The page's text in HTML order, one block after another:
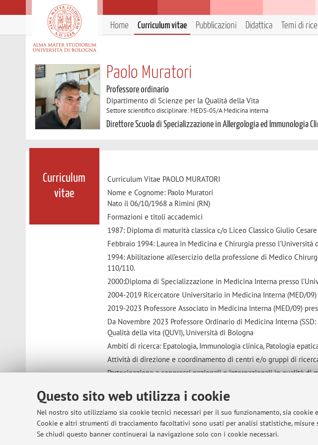
Questo sito web utilizza i cookie
Nel nostro sito utilizziamo sia cookie tecnici necessari per il suo funzionamento, sia
Cookie e altri strumenti di tracciamento facoltativi sono usati per analisi statistiche,
Se chiudi questo banner continuerai la navigazione solo con i cookie necessari.
Home Curriculum vitae Pubblicazioni Didattica Temi di
Paolo Muratori
Professore ordinario
Dipartimento di Scienze per la Qualità della Vita
Settore scientifico disciplinare: MEDS-05/A Medicina interna
Direttore Scuola di Specializzazione in Allergologia ed Immunologia
Curriculum
vitae
Curriculum Vitae PAOLO MURATORI
Nome e Cognome: Paolo Muratori
Nato il 06/10/1968 a Rimini (RN)
Formazioni e titoli accademici
1987: Diploma di maturità classica c/o Liceo Classico Giulio
Febbraio 1994: Laurea in Medicina e Chirurgia presso
1994: Abilitazione all’esercizio della professione di Medico
110/110.
2000:Diploma di Specializzazione in Medicina Interna presso
2004-2019 Ricercatore Universitario in Medicina Interna (MED/
2019-2023 Professore Associato in Medicina Interna (MED/09)
Da Novembre 2023 Professore Ordinario di Medicina Interna
Qualità della vita (QUVI), Università di Bologna
Ambiti di ricerca: Epatologia, Immunologia clinica, Patologia
Attività di direzione e coordinamento di centri e/o gruppi di
Partecipazione a congressi nazionali e internazionali in qualità di
Impact factor totale : 1432.229
Impact factor medio 11.45
H-index: 47
Direttore della scuola di Specializzazione Medicina e Cure